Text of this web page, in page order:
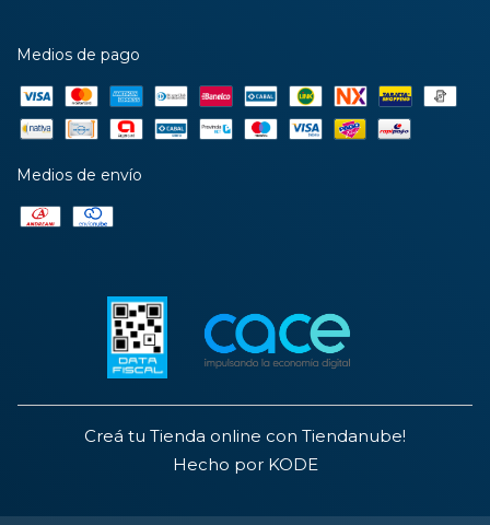
Medios de pago
Medios de envío
Creá tu Tienda online con Tiendanube!
Hecho por KODE